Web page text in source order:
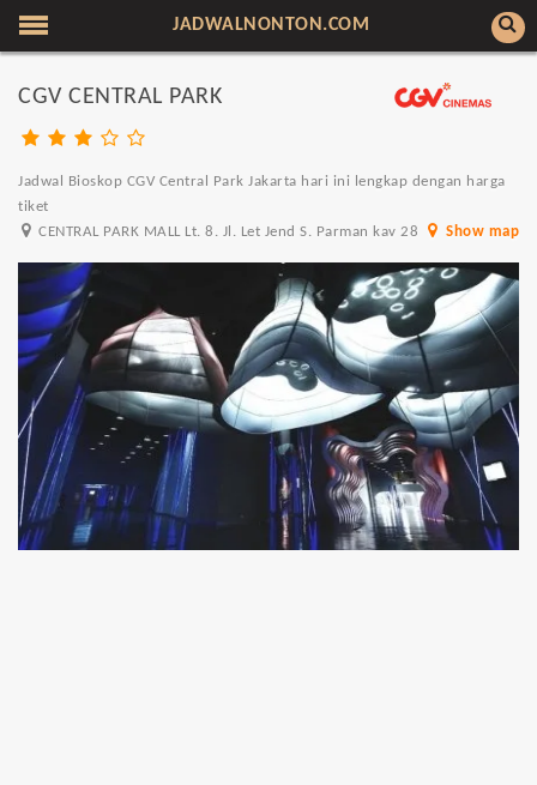
JADWALNONTON.COM
CGV CENTRAL PARK
Jadwal Bioskop CGV Central Park Jakarta hari ini lengkap dengan harga
tiket
CENTRAL PARK MALL Lt. 8. Jl. Let Jend S. Parman kav 28
Show map